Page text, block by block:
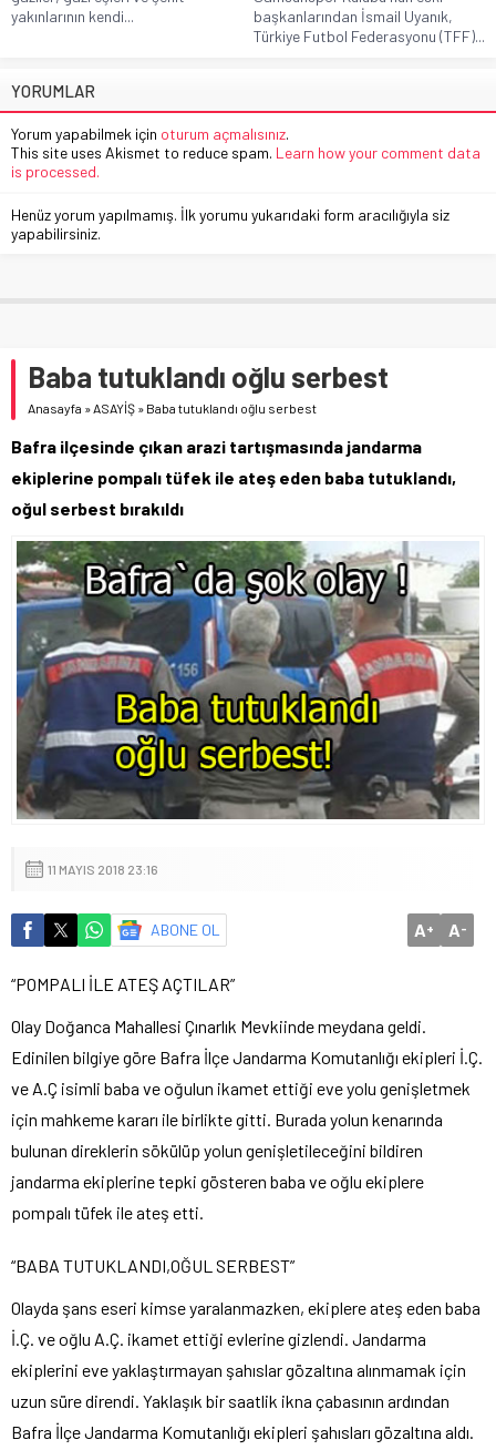
yakınlarının kendi...
başkanlarından İsmail Uyanık,
Türkiye Futbol Federasyonu (TFF)...
YORUMLAR
Yorum yapabilmek için oturum açmalısınız.
This site uses Akismet to reduce spam. Learn how your comment data
is processed.
Henüz yorum yapılmamış. İlk yorumu yukarıdaki form aracılığıyla siz
yapabilirsiniz.
Baba tutuklandı oğlu serbest
Anasayfa »ASAYİŞ » Baba tutuklandı oğlu serbest
Bafra ilçesinde çıkan arazi tartışmasında jandarma
ekiplerine pompalı tüfek ile ateş eden baba tutuklandı,
oğul serbest bırakıldı
11 MAYIS 2018 23:16
ABONE OL A+ A-
“POMPALI İLE ATEŞ AÇTILAR”
Olay Doğanca Mahallesi Çınarlık Mevkiinde meydana geldi.
Edinilen bilgiye göre Bafra İlçe Jandarma Komutanlığı ekipleri İ.Ç.
ve A.Ç isimli baba ve oğulun ikamet ettiği eve yolu genişletmek
için mahkeme kararı ile birlikte gitti. Burada yolun kenarında
bulunan direklerin sökülüp yolun genişletileceğini bildiren
jandarma ekiplerine tepki gösteren baba ve oğlu ekiplere
pompalı tüfek ile ateş etti.
“BABA TUTUKLANDI,OĞUL SERBEST”
Olayda şans eseri kimse yaralanmazken, ekiplere ateş eden baba
İ.Ç. ve oğlu A.Ç. ikamet ettiği evlerine gizlendi. Jandarma
ekiplerini eve yaklaştırmayan şahıslar gözaltına alınmamak için
uzun süre direndi. Yaklaşık bir saatlik ikna çabasının ardından
Bafra İlçe Jandarma Komutanlığı ekipleri şahısları gözaltına aldı.